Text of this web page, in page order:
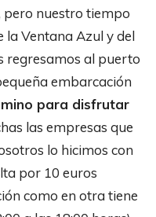
pero nuestro tiempo
la Ventana Azul y del
regresamos al puerto
embarcación
para disfrutar
las empresas que
lo hicimos con
por 10 euros
como en otra tiene